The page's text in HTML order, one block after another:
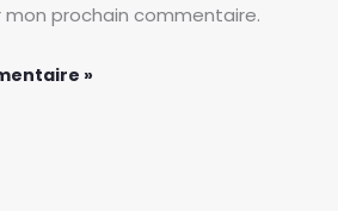
prochain commentaire.